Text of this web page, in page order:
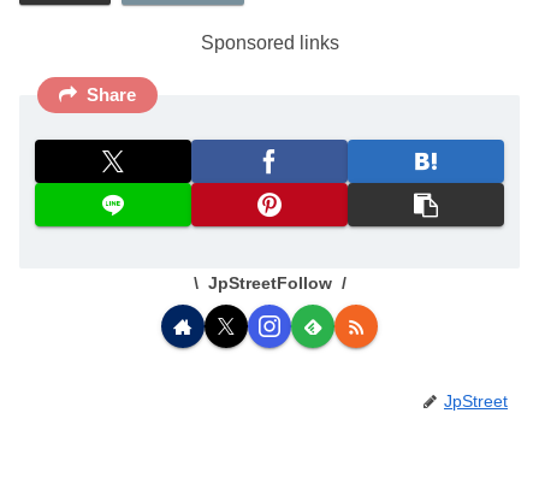
Sponsored links
Share
JpStreetFollow
JpStreet